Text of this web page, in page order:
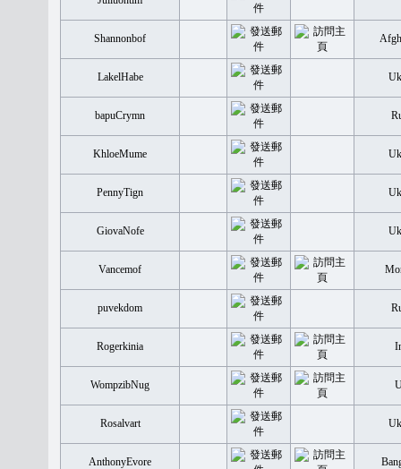
Shannonbof
LakelHabe
bapuCrymn
KhloeMume
PennyTign
GiovaNofe
Vancemof
puvekdom
Rogerkinia
WompzibNug
Rosalvart
AnthonyEvore